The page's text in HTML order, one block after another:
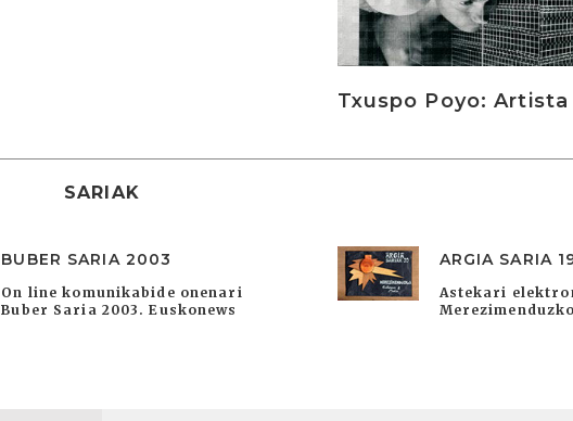
Txuspo Poyo: Artista
SARIAK
BUBER SARIA 2003
On line komunikabide onenari
Buber Saria 2003. Euskonews
ARGIA SARIA
Astekari